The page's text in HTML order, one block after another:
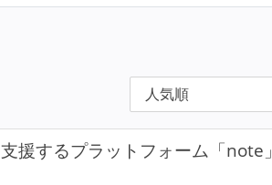
援するプラットフォーム「note」